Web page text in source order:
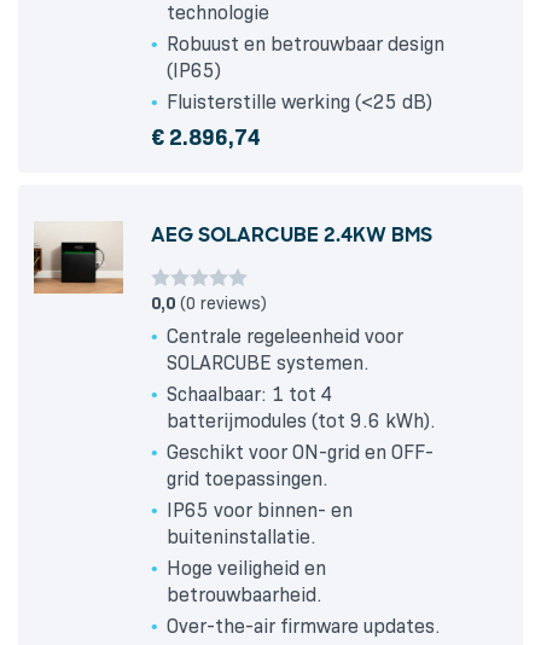
technologie
Robuust en betrouwbaar design
(IP65)
Fluisterstille werking (<25 dB)
€ 2.896,74
AEG SOLARCUBE 2.4KW BMS
0,0 (0 reviews)
Centrale regeleenheid voor
SOLARCUBE systemen.
Schaalbaar: 1 tot 4
batterijmodules (tot 9.6 kWh).
Geschikt voor ON-grid en OFF-
grid toepassingen.
IP65 voor binnen- en
buiteninstallatie.
Hoge veiligheid en
betrouwbaarheid.
Over-the-air firmware updates.